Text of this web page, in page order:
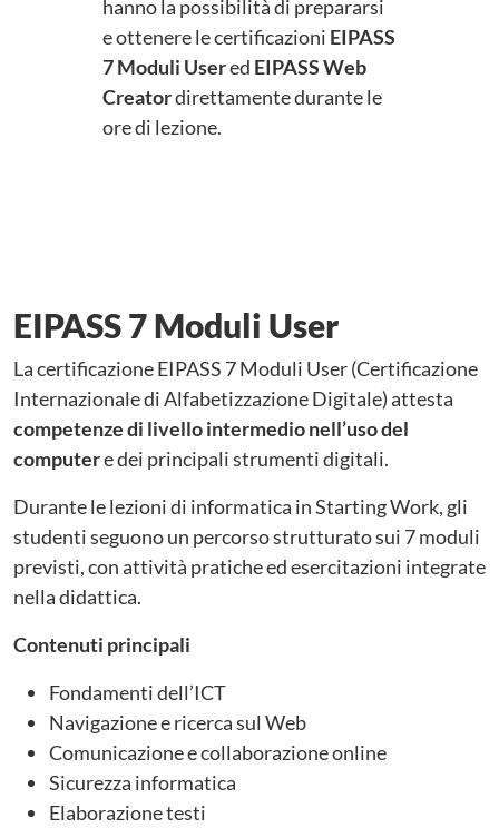
hanno la possibilità di prepararsi
e ottenere le certificazioni EIPASS
7 Moduli Usered EIPASS Web
Creatordirettamente durante le
ore di lezione.
EIPASS 7 Moduli User
La certificazione EIPASS 7 Moduli User (Certificazione
Internazionale di Alfabetizzazione Digitale) attesta
competenze di livello intermedio nell’uso del
computere dei principali strumenti digitali.
Durante le lezioni di informatica in Starting Work, gli
studenti seguono un percorso strutturato sui 7 moduli
previsti, con attività pratiche ed esercitazioni integrate
nella didattica.
Contenuti principali
Fondamenti dell’ICT
Navigazione e ricerca sul Web
Comunicazione e collaborazione online
Sicurezza informatica
Elaborazione testi